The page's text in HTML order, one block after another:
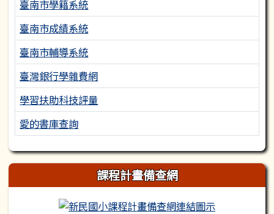
臺南市學籍系統
臺南市成績系統
臺南市輔導系統
臺灣銀行學雜費網
學習扶助科技評量
愛的書庫查詢
課程計畫備查網
新民國小課